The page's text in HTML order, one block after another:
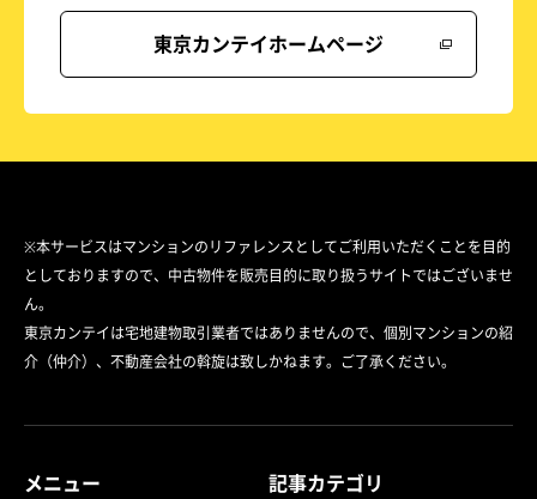
東京カンテイホームページ
※本サービスはマンションのリファレンスとしてご利用いただくことを目的
としておりますので、中古物件を販売目的に取り扱うサイトではございませ
ん。
東京カンテイは宅地建物取引業者ではありませんので、個別マンションの紹
介（仲介）、不動産会社の斡旋は致しかねます。ご了承ください。
メニュー 記事カテゴリ